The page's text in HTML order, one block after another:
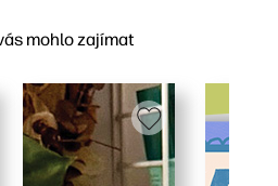
mohlo zajímat